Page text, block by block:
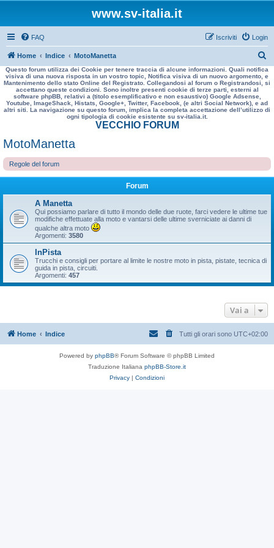
www.sv-italia.it
FAQ Login
Iscriviti
Home Indice MotoManetta
e
r
a
Questo forum utilizza dei Cookie per tenere traccia di alcune informazioni. Quali notifica
visiva di una nuova risposta in un vostro topic, Notifica visiva di un nuovo argomento, e
Mantenimento dello stato Online del Registrato. Collegandosi al forum o Registrandosi, si
accettano queste condizioni. Sono inoltre presenti cookie di terze parti, esterni al
software phpBB, relativi a (titolo esemplificativo e non esaustivo) Google Adsense,
Youtube, ImageShack, Histats, Google+, Twitter, Facebook, (e altri Social Network), e ad
altri siti. La navigazione su questo forum, implica la completa accettazione dell’utilizzo di
ogni tipologia di cookie esistente su sv-italia.it.
VECCHIO FORUM
MotoManetta
Regole del forum
Forum
A Manetta
Qui possiamo parlare di tutto il mondo delle due ruote, farci vedere le ultime tue
modifiche effettuate alla moto e vantarsi delle ultime sverniciate ai danni di
qualche altra moto
Argomenti: 3580
InPista
Trucchi e consigli per portare al limite le nostre moto in pista, pistate, tecnica di
guida in pista, circuiti.
Argomenti: 457
Vai a
Home Indice Tutti gli orari sono UTC+02:00
Powered by phpBB® Forum Software © phpBB Limited
Traduzione Italiana phpBB-Store.it
Privacy | Condizioni